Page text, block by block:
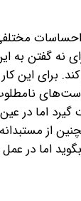
نه گفتن به
برای این کار
اما در عین
از
اما در عمل